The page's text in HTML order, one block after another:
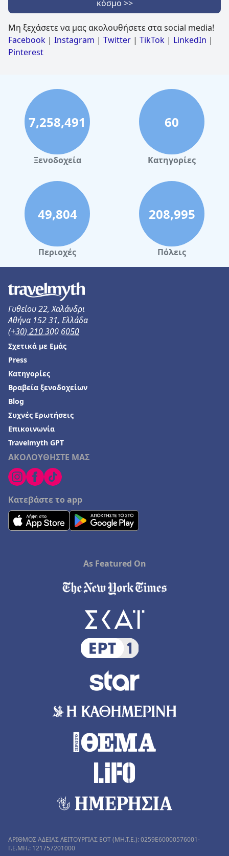
κόσμο >>
Μη ξεχάσετε να μας ακολουθήσετε στα social media!
Facebook | Instagram | Twitter | TikTok | LinkedIn |
Pinterest
7,258,491
Ξενοδοχεία
60
Κατηγορίες
49,804
Περιοχές
208,995
Πόλεις
Γυθείου 22, Χαλάνδρι
Αθήνα 152 31, Ελλάδα
(+30) 210 300 6050
ΑΚΟΛΟΥΘΗΣΤΕ ΜΑΣ
Κατεβάστε το app
Σχετικά με Εμάς
Press
Κατηγορίες
Βραβεία ξενοδοχείων
Blog
Συχνές Ερωτήσεις
Επικοινωνία
Travelmyth GPT
As Featured On
ΑΡΙΘΜΟΣ ΑΔΕΙΑΣ ΛΕΙΤΟΥΡΓΙΑΣ ΕΟΤ (MH.T.E.): 0259Ε60000576001-
Γ.Ε.ΜΗ.: 121757201000